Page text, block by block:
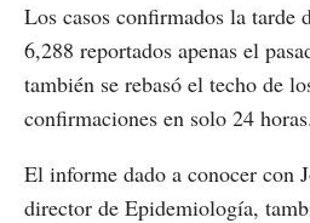
Los casos confirmados la tarde
6,288 reportados apenas el
también se rebasó el techo de
confirmaciones en solo 24 horas.
El informe dado a conocer con
director de Epidemiología,